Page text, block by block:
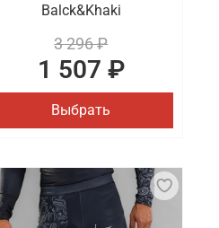
Balck&Khaki
3 296 ₽
1 507 ₽
Выбрать